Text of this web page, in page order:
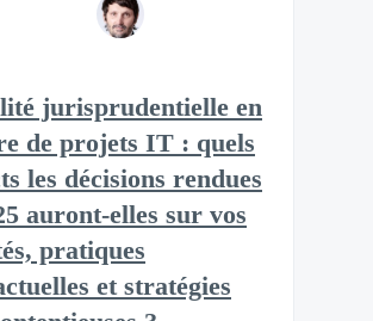
jurisprudentielle en
de projets IT : quels
les décisions rendues
auront-elles sur vos
pratiques
et stratégies